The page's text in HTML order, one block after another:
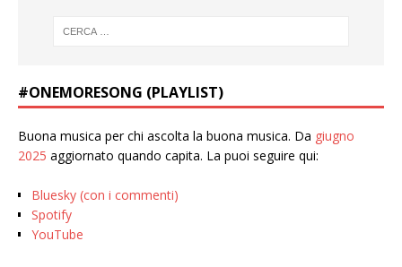
#ONEMORESONG (PLAYLIST)
Buona musica per chi ascolta la buona musica. Da giugno
2025 aggiornato quando capita. La puoi seguire qui:
Bluesky (con i commenti)
Spotify
YouTube